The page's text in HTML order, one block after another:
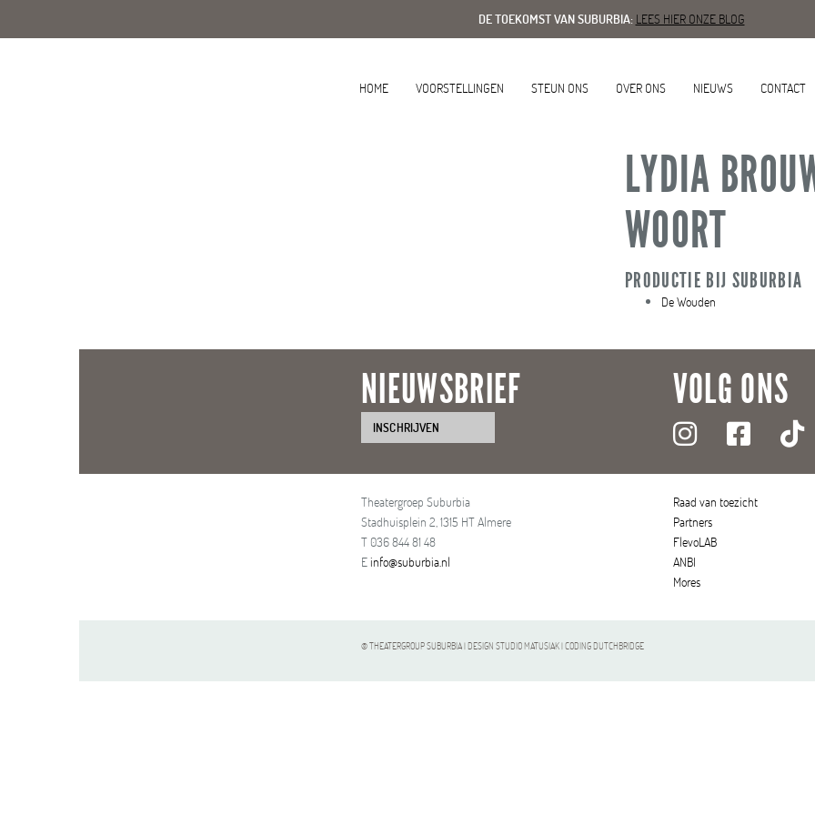
DE TOEKOMST VAN SUBURBIA: LEES HIER ONZE BLOG
HOME VOORSTELLINGEN STEUN ONS OVER ONS NIEUWS CONTACT
LYDIA
WOORT
PRODUCTIE BIJ SUBURBIA
De Wouden
NIEUWSBRIEF
INSCHRIJVEN
VOLG ONS
Theatergroep Suburbia
Stadhuisplein 2, 1315 HT Almere
T 036 844 81 48
Einfo@suburbia.nl
Raad van toezicht
Partners
FlevoLAB
ANBI
Mores
© THEATERGROUP SUBURBIA | DESIGN STUDIO MATUSIAK | CODING DUTCHBRIDGE